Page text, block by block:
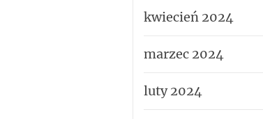
kwiecień 2024
marzec 2024
luty 2024